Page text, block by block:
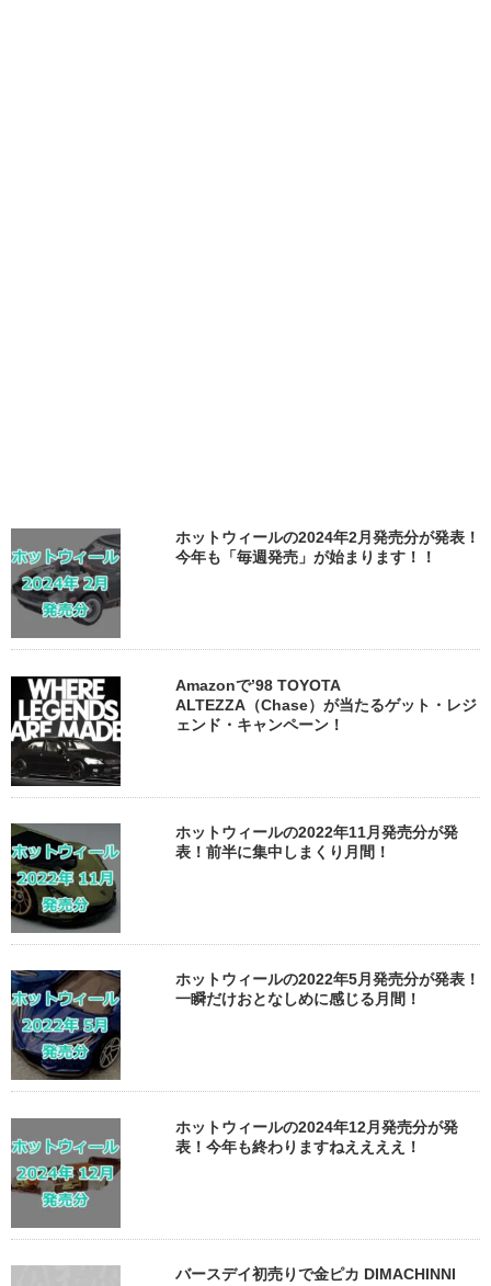
ホットウィールの2024年2月発売分が発表！
今年も「毎週発売」が始まります！！
Amazonで’98 TOYOTA
ALTEZZA（Chase）が当たるゲット・レジ
ェンド・キャンペーン！
ホットウィールの2022年11月発売分が発
表！前半に集中しまくり月間！
ホットウィールの2022年5月発売分が発表！
一瞬だけおとなしめに感じる月間！
ホットウィールの2024年12月発売分が発
表！今年も終わりますねええええ！
バースデイ初売りで金ピカ DIMACHINNI